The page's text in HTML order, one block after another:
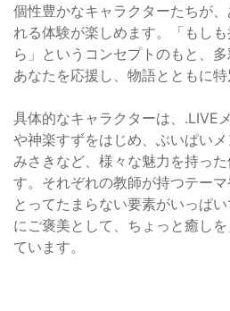
個性豊かなキャラクターたちが
れる体験が楽しめます。「もし
ら」というコンセプトのもと、
あなたを応援し、物語とともに特
具体的なキャラクターは、.LIVE
や神楽すずをはじめ、ぶいぱい
みさきなど、様々な魅力を持っ
す。それぞれの教師が持つテー
とってたまらない要素がいっぱ
にご褒美として、ちょっと癒し
ています。